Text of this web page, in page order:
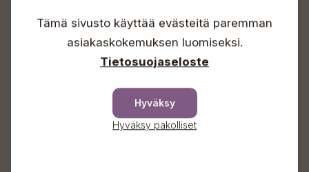
Sunnuntaisin Itsepalvelu
Info & vaihde
+358 50 388 9592
Tämä sivusto käyttää evästeitä paremman
asiakaskokemuksen luomiseksi.
Tietosuojaseloste
Hyväksy
Hyväksy pakolliset